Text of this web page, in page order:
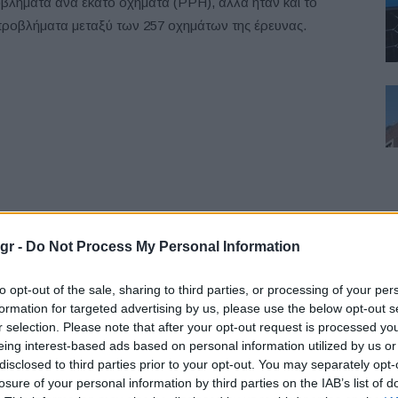
- Do Not Process My Personal Information
opt-out of the sale, sharing to third parties, or processing of your
for targeted advertising by us, please use the below opt-out
selection. Please note that after your opt-out request is processed
interest-based ads based on personal information utilized by us
to third parties prior to your opt-out. You may separately
of your personal information by third parties on the IAB’s list of
μεταξύ των 257 οχημάτων της έρευνας.
στην κατηγορία της έρευνας με περισσότερα από 100
τον μέσο όρο του κλάδου της
Για το 2019, η Nissan ανέβηκε κατά μία θέση
Premium). Από το 2015, η Nissan βελτίωσε 35 PPH.